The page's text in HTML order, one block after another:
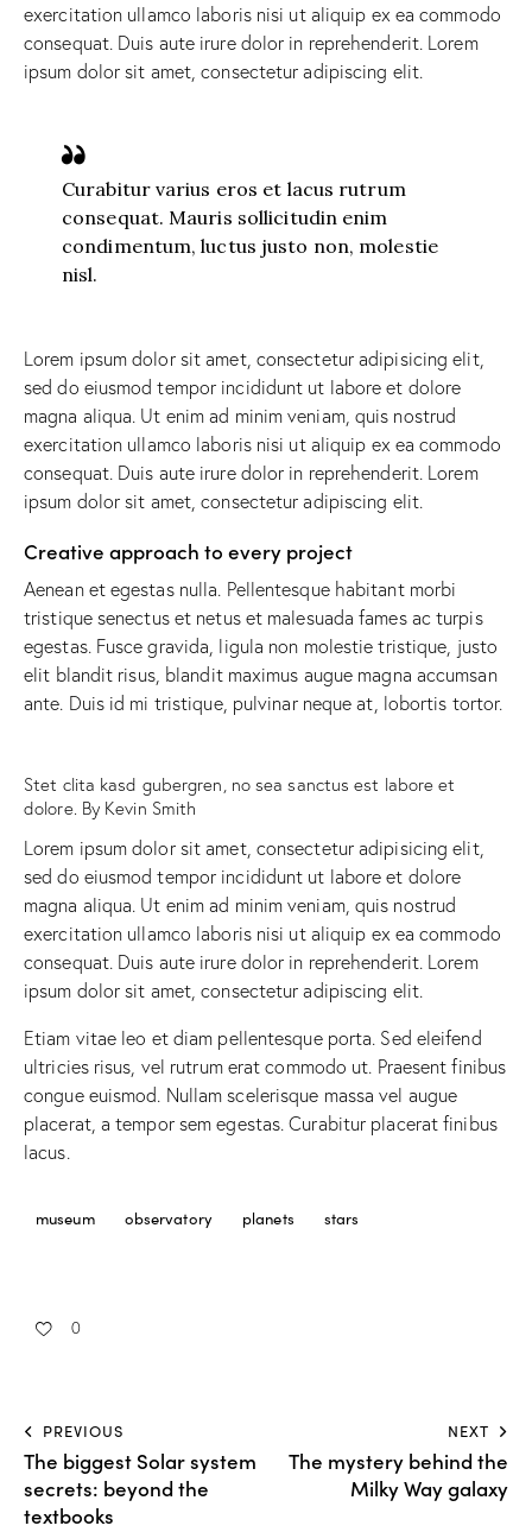
exercitation ullamco laboris nisi ut aliquip ex ea commodo
consequat. Duis aute irure dolor in reprehenderit. Lorem
ipsum dolor sit amet, consectetur adipiscing elit.
Curabitur varius eros et lacus rutrum
consequat. Mauris sollicitudin enim
condimentum, luctus justo non, molestie
nisl.
Lorem ipsum dolor sit amet, consectetur adipisicing elit,
sed do eiusmod tempor incididunt ut labore et dolore
magna aliqua. Ut enim ad minim veniam, quis nostrud
exercitation ullamco laboris nisi ut aliquip ex ea commodo
consequat. Duis aute irure dolor in reprehenderit. Lorem
ipsum dolor sit amet, consectetur adipiscing elit.
Creative approach to every project
Aenean et egestas nulla. Pellentesque habitant morbi
tristique senectus et netus et malesuada fames ac turpis
egestas. Fusce gravida, ligula non molestie tristique, justo
elit blandit risus, blandit maximus augue magna accumsan
ante. Duis id mi tristique, pulvinar neque at, lobortis tortor.
Stet clita kasd gubergren, no sea sanctus est labore et
dolore. By Kevin Smith
Lorem ipsum dolor sit amet, consectetur adipisicing elit,
sed do eiusmod tempor incididunt ut labore et dolore
magna aliqua. Ut enim ad minim veniam, quis nostrud
exercitation ullamco laboris nisi ut aliquip ex ea commodo
consequat. Duis aute irure dolor in reprehenderit. Lorem
ipsum dolor sit amet, consectetur adipiscing elit.
Etiam vitae leo et diam pellentesque porta. Sed eleifend
ultricies risus, vel rutrum erat commodo ut. Praesent finibus
congue euismod. Nullam scelerisque massa vel augue
placerat, a tempor sem egestas. Curabitur placerat finibus
lacus.
museum observatory planets stars
0
PREVIOUS
The biggest Solar system
secrets: beyond the
textbooks
NEXT
The mystery behind the
Milky Way galaxy